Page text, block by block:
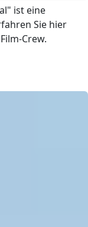
ist eine
Sie hier
Crew.